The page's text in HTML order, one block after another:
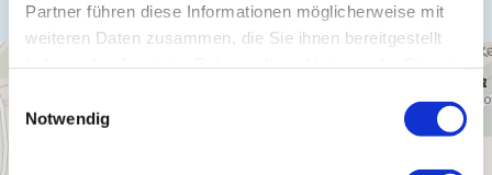
Partner führen diese Informationen möglicherweise mit
weiteren Daten zusammen, die Sie ihnen bereitgestellt
Notwendig